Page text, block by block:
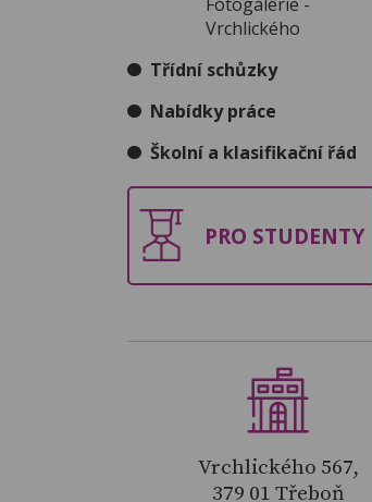
Vrchlického
Třídní schůzky
Nabídky práce
Školní a klasifikační řád
PRO STUDENTY
Vrchlického 567,
379 01 Třeboň